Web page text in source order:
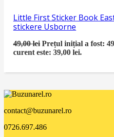
Little First Sticker Book
stickere Usborne
49,00lei Prețul inițial a fost:
curent este: 39,00 lei.
contact@buzunarel.ro
0726.697.486